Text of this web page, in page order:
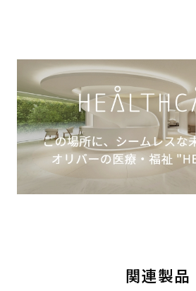
関連製品